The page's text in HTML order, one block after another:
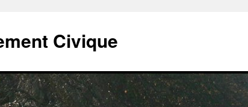
Civique